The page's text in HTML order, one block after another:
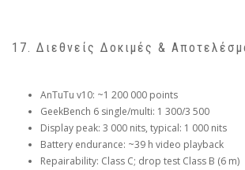
17. Διεθνείς Δοκιμές &
AnTuTu v10: ~1 200 000 points
GeekBench 6 single/multi: 1 300/3 500
Display peak: 3 000 nits, typical: 1 000 nits
Battery endurance: ~39 h video playback
Repairability: Class C; drop test Class B (6 m)